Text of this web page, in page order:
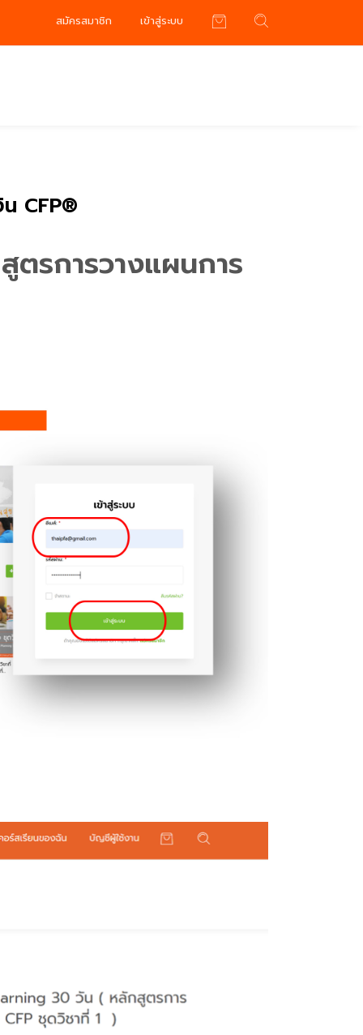
สมัครสมาชิก เข้าสู่ระบบ
CFP®
รการวางแผนการ